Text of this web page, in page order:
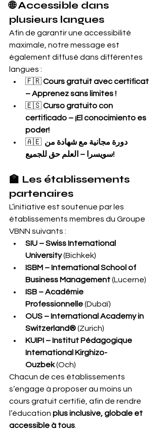
🌐 Accessible dans
plusieurs langues
Afin de garantir une accessibilité
maximale, notre message est
également diffusé dans différentes
langues :
🇫🇷 Cours gratuit avec certificat
– Apprenez sans limites !
🇪🇸 Curso gratuito con
certificado – ¡El conocimiento es
poder!
🇦🇪 دورة مجانية مع شهادة من
سويسرا – العلم حق للجميع!
🏫 Les établissements
partenaires
L’initiative est soutenue par les
établissements membres du Groupe
VBNN suivants :
SIU – Swiss International
University (Bichkek)
ISBM – International School of
Business Management (Lucerne)
ISB – Académie
Professionnelle (Dubaï)
OUS – International Academy in
Switzerland® (Zurich)
KUIPI – Institut Pédagogique
International Kirghizo-
Ouzbek (Och)
Chacun de ces établissements
s’engage à proposer au moins un
cours gratuit certifié, afin de rendre
l’éducation plus inclusive, globale et
accessible à tous